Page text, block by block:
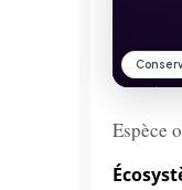
Espèce